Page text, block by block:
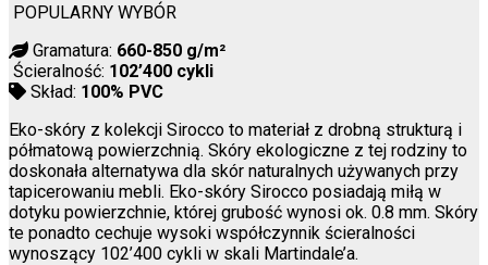
POPULARNY WYBÓR
Gramatura: 660-850 g/m²
Ścieralność: 102’400 cykli
Skład: 100% PVC
Eko-skóry z kolekcji Sirocco to materiał z drobną strukturą i
półmatową powierzchnią. Skóry ekologiczne z tej rodziny to
doskonała alternatywa dla skór naturalnych używanych przy
tapicerowaniu mebli. Eko-skóry Sirocco posiadają miłą w
dotyku powierzchnie, której grubość wynosi ok. 0.8 mm. Skóry
te ponadto cechuje wysoki współczynnik ścieralności
wynoszący 102’400 cykli w skali Martindale’a.